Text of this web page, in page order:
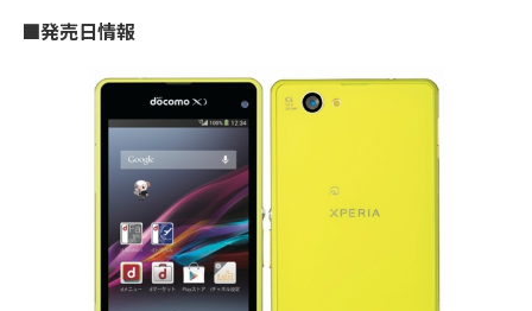
■発売日情報